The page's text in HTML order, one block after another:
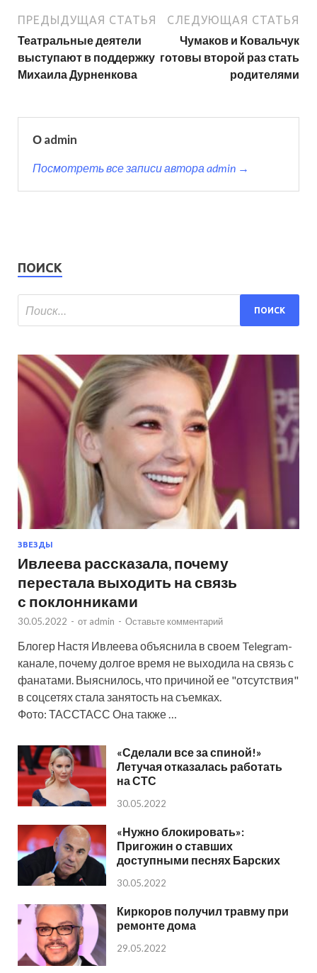
ПРЕДЫДУЩАЯ СТАТЬЯ
Театральные деятели
выступают в поддержку
Михаила Дурненкова
СЛЕДУЮЩАЯ СТАТЬЯ
Чумаков и Ковальчук
готовы второй раз стать
родителями
О admin
Посмотреть все записи автора admin →
ПОИСК
ЗВЕЗДЫ
Ивлеева рассказала, почему
перестала выходить на связь
с поклонниками
30.05.2022 - от admin - Оставьте комментарий
Блогер Настя Ивлеева объяснила в своем Telegram-
канале, почему долгое время не выходила на связь с
фанатами. Выяснилось, что причиной ее "отсутствия"
в соцсетях стала занятость на съемках.
Фото: ТАССТАСС Она также …
«Сделали все за спиной!»
Летучая отказалась работать
на СТС
30.05.2022
«Нужно блокировать»:
Пригожин о ставших
доступными песнях Барских
30.05.2022
Киркоров получил травму при
ремонте дома
29.05.2022